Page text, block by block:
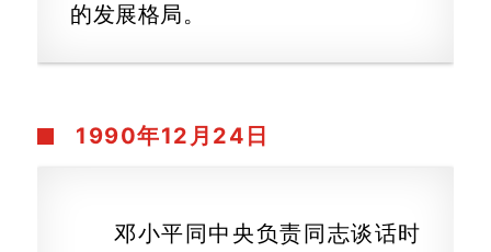
的发展格局。
1990年12月24日
邓小平同中央负责同志谈话时